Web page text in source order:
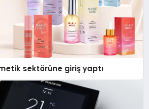
sektörüne giriş yaptı